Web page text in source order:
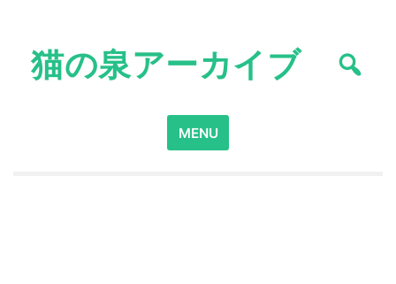
content猫の泉アーカイブ
Search
for:
MENU